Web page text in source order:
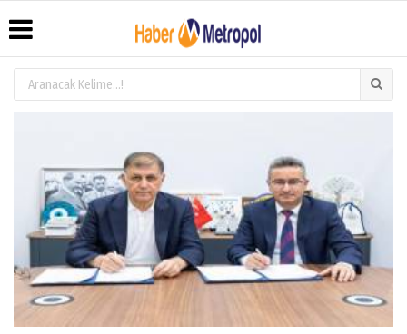
Haber
Arşivi
Gazete
Arşivi
Durumu
Anketler
Yazarları
Video
Galeri
Foto
Galeri
Çerez
Politikası
Gizlilik
İlkeleri